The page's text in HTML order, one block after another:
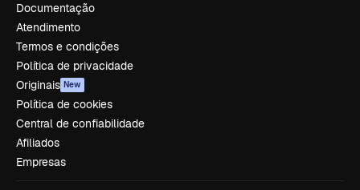
Documentação
Atendimento
Termos e condições
Política de privacidade
Originais New
Política de cookies
Central de confiabilidade
Afiliados
Empresas